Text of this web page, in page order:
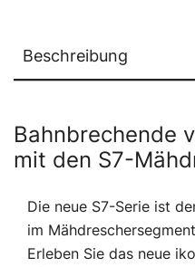
Beschreibung
Bahnbrechende
mit den S7-
Die neue S7-Serie ist
im
Erleben Sie das neue